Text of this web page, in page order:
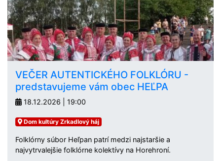
VEČER AUTENTICKÉHO FOLKLÓRU -
predstavujeme vám obec HEĽPA
18.12.2026 | 19:00
Dom kultúry Zrkadlový háj
Folklórny súbor Heľpan patrí medzi najstaršie a
najvytrvalejšie folklórne kolektívy na Horehroní.